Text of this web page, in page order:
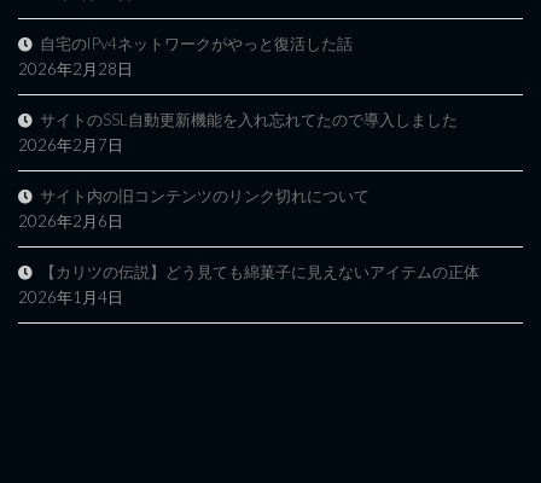
自宅のIPv4ネットワークがやっと復活した話
2026年2月28日
サイトのSSL自動更新機能を入れ忘れてたので導入しました
2026年2月7日
サイト内の旧コンテンツのリンク切れについて
2026年2月6日
【カリツの伝説】どう見ても綿菓子に見えないアイテムの正体
2026年1月4日